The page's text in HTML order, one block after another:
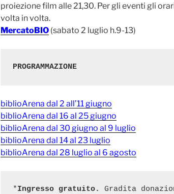
proiezione film alle 21,30. Per gli eventi gli
volta in volta.
MercatoBIO (sabato 2 luglio h.9-13)
PROGRAMMAZIONE
biblioArena dal 2 all’11 giugno
biblioArena dal 16 al 25 giugno
biblioArena dal 30 giugno al 9 luglio
biblioArena dal 14 al 23 luglio
biblioArena dal 28 luglio al 6 agosto
*Ingresso gratuito.
Gradita